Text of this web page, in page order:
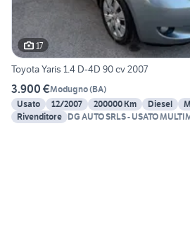
17
Toyota Yaris 1.4 D-4D 90 cv 2007
3.900 €Modugno(BA)
Usato
12/2007 200000 Km Diesel
Rivenditore DG AUTO SRLS - USATO